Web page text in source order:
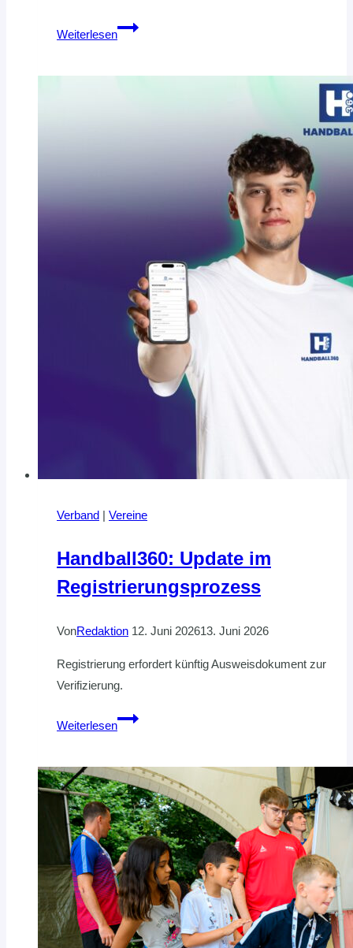
Weiterlesen
HVNB-
Verband | Vereine
Handball360: Update im
Registrierungsprozess
VonRedaktion 12. Juni 202613. Juni 2026
Registrierung erfordert künftig Ausweisdokument zur
Verifizierung.
Weiterlesen
Handball360:
Registrierungsprozess